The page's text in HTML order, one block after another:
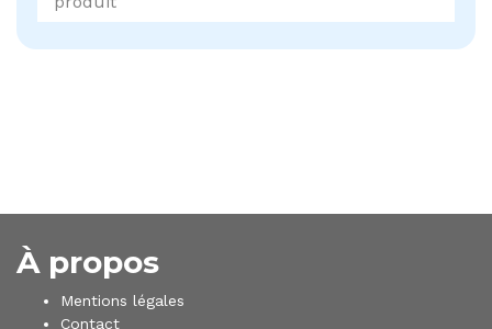
À propos
Mentions légales
Contact